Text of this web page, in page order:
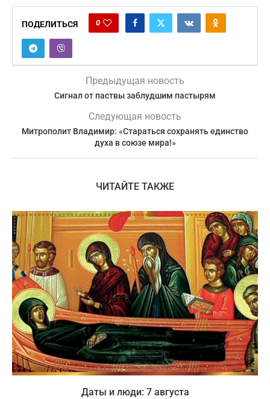
ПОДЕЛИТЬСЯ 0
Предыдущая новость
Сигнал от паствы заблудшим пастырям
Следующая новость
Митрополит Владимир: «Стараться сохранять единство
духа в союзе мира!»
ЧИТАЙТЕ ТАКЖЕ
Даты и люди: 7 августа